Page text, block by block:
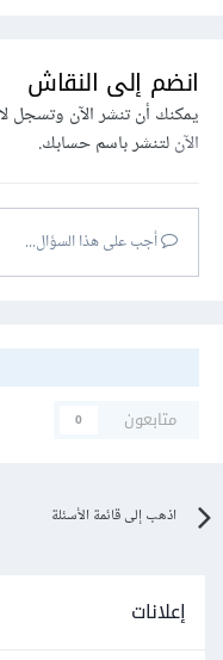
انضم إلى النقاش
يمكنك أن تنشر الآن وتسجل
الآنلتنشر باسم حسابك.
أجب على هذا السؤال...
متابعون
0
اذهب إلى قائمة الأسئلة
إعلانات